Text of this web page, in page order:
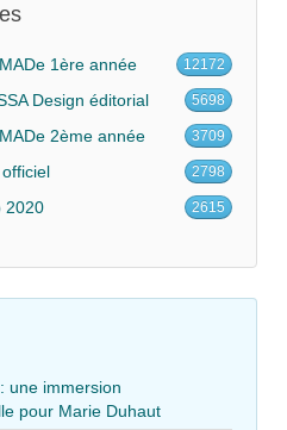
1ère année 12172
Design éditorial 5698
2ème année 3709
2798
2020 2615
une immersion
pour Marie Duhaut